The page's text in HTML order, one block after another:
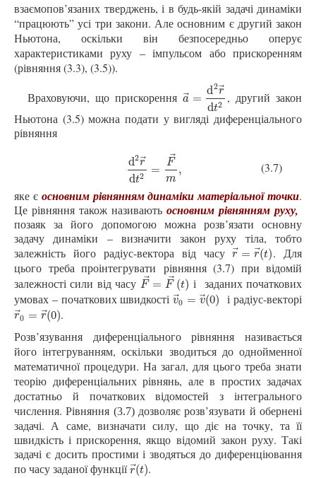
взаємопов’язаних тверджень, і в будь-якій задачі динаміки
“працюють” усі три закони. Але основним є другий закон
Ньютона, оскільки він безпосередньо оперує
характеристиками руху – імпульсом або прискоренням
(рівняння (3.3), (3.5)).
Враховуючи, що прискоренняa⃗ =
d2r
dt2
a→= d2r→ dt2
, другий закон
Ньютона (3.5) можна подати у вигляді диференціального
рівняння
d2r
dt2 =
F
m
,
d2r→dt 2=F→
(3.7)
яке є основним рівнянням динаміки матеріальної точки.
Це рівняння також називаютьосновним рівнянням руху,
позаяк за його допомогою можна розв’язати основну
задачу динаміки – визначити закон руху тіла, тобто
залежність його радіус-вектора від часуr = r⃗
(t)
r→= r→(t). Для
цього треба проінтегрувати рівняння (3.7) при відомій
залежності сили від часу F = F ⃗(t)
F→= F→(t) і заданихпочаткових
умовах – початкових швидкостіv⃗
0 = v⃗
(0)
v→0 =v→ 0)
і радіус-векторі
r⃗
0 = r⃗
(0)
r→ 0= r→(0.
Розв’язування диференціального рівняння називається
його інтегруванням, оскільки зводиться до однойменної
математичної процедури. На загал, для цього треба знати
теорію диференціальних рівнянь, але в простих задачах
достатньо й початкових відомостей з інтегрального
числення.Рівняння (3.7) дозволяє розв’язувати й обернені
задачі. А саме, визначати силу, що діє на точку, та її
швидкість і прискорення, якщо відомий закон руху. Такі
задачі є досить простими і зводяться до диференціювання
по часу заданої функціїr⃗
(t)
r→(t.